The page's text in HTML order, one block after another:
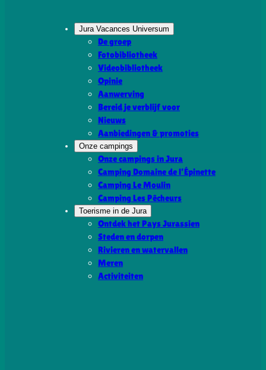
Jura Vacances Universum
De groep
Fotobibliotheek
Videobibliotheek
Opinie
Aanwerving
Bereid je verblijf voor
Nieuws
Aanbiedingen & promoties
Onze campings
Onze campings in Jura
Camping Domaine de l’Épinette
Camping Le Moulin
Camping Les Pêcheurs
Toerisme in de Jura
Ontdek het Pays Jurassien
Steden en dorpen
Rivieren en watervallen
Meren
Activiteiten